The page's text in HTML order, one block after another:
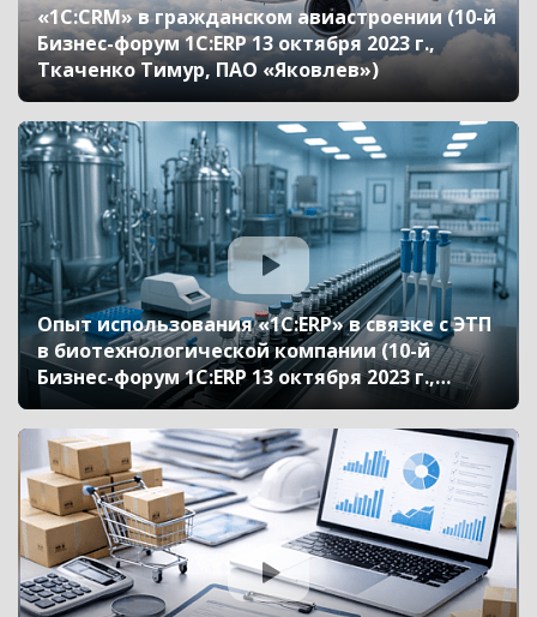
«1С:CRM» в гражданском авиастроении (10-й
Бизнес-форум 1С:ERP 13 октября 2023 г.,
Ткаченко Тимур, ПАО «Яковлев»)
Опыт использования «1С:ERP» в связке с ЭТП
в биотехнологической компании (10-й
Бизнес-форум 1С:ERP 13 октября 2023 г.,
Копеина Анна, АО «Генериум»)